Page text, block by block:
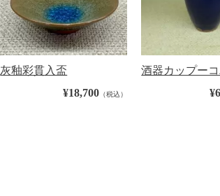
灰釉彩貫入盃
¥18,700（税込）
酒器カップー